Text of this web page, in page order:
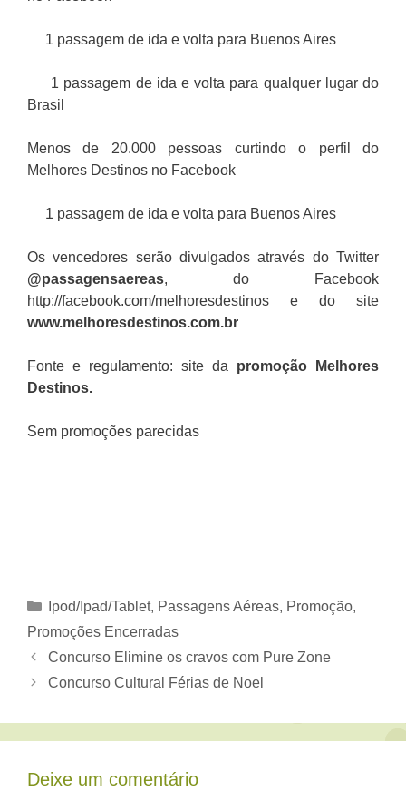
1 passagem de ida e volta para Buenos Aires
1 passagem de ida e volta para qualquer lugar do
Brasil
Menos de 20.000 pessoas curtindo o perfil do
Melhores Destinos no Facebook
1 passagem de ida e volta para Buenos Aires
Os vencedores serão divulgados através do Twitter
@passagensaereas, do Facebook
http://facebook.com/melhoresdestinos e do site
www.melhoresdestinos.com.br
Fonte e regulamento: site da promoção Melhores
Destinos.
Sem promoções parecidas
Categorias
Ipod/Ipad/Tablet, Passagens Aéreas, Promoção,
Promoções Encerradas
Concurso Elimine os cravos com Pure Zone
Concurso Cultural Férias de Noel
Deixe um comentário